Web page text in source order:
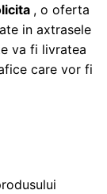
, o oferta
in axtrasele
va fi livratea
care vor fi